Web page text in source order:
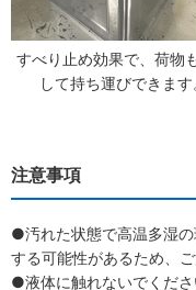
すべり止め効果で、荷物
して持ち運びできます
注意事項
●汚れた状態で高温多湿
する可能性があるため、ご
●液体に触れないでくだ